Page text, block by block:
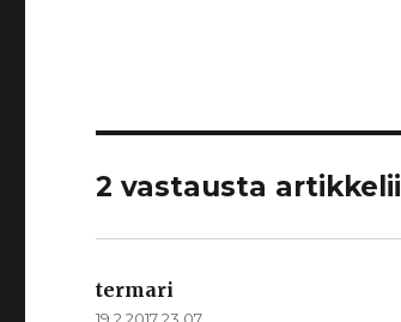
2 vastausta
termari